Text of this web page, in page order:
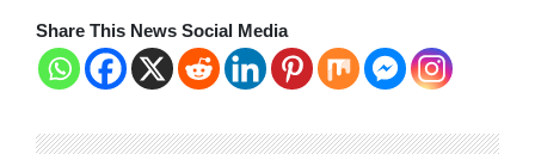
Share This News Social Media